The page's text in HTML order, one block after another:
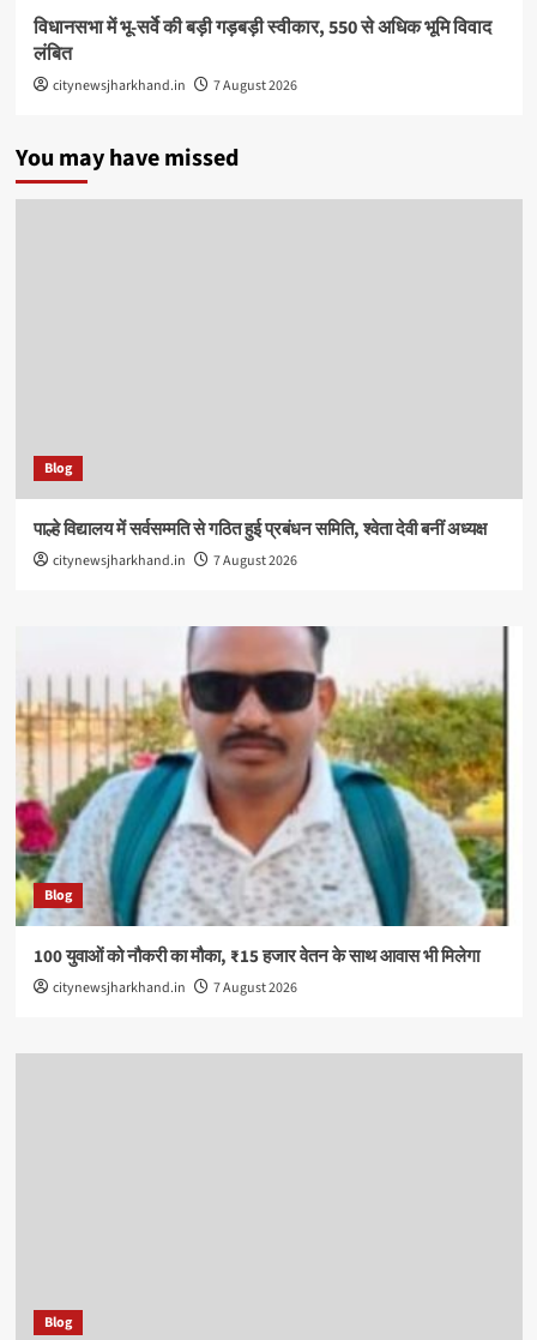
विधानसभा में भू-सर्वे की बड़ी गड़बड़ी स्वीकार, 550 से अधिक भूमि विवाद
लंबित
citynewsjharkhand.in 7 August 2026
You may have missed
Blog
पाल्हे विद्यालय में सर्वसम्मति से गठित हुई प्रबंधन समिति, श्वेता देवी बनीं अध्यक्ष
citynewsjharkhand.in 7 August 2026
Blog
100 युवाओं को नौकरी का मौका, ₹15 हजार वेतन के साथ आवास भी मिलेगा
citynewsjharkhand.in 7 August 2026
Blog